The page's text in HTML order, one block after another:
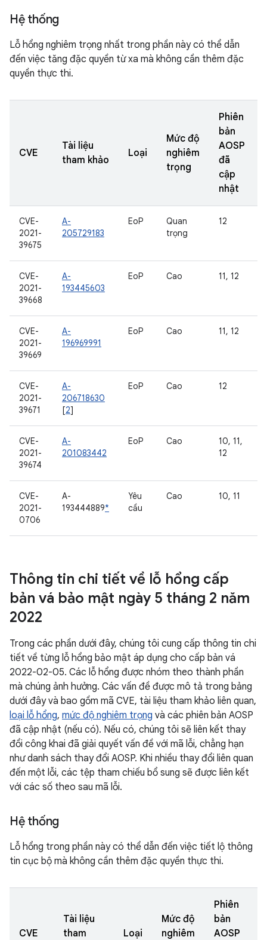
Hệ thống
Lỗ hổng nghiêm trọng nhất trong phần này có thể dẫn
đến việc tăng đặc quyền từ xa mà không cần thêm đặc
quyền thực thi.
CVE
Tài liệu
tham khảo
Loại
Mức độ
nghiêm
trọng
Phiên
bản
AOSP
đã
cập
nhật
CVE-
2021-
39675
A-
205729183
EoP
Quan
trọng
12
CVE-
2021-
39668
A-
193445603
EoP Cao 11, 12
CVE-
2021-
39669
A-
196969991
EoP Cao 11, 12
CVE-
2021-
39671
A-
206718630
[2]
EoP Cao 12
CVE-
2021-
39674
A-
201083442
EoP Cao
10, 11,
12
CVE-
2021-
0706
A-
193444889*
Yêu
cầu
Cao 10, 11
Thông tin chi tiết về lỗ hổng cấp
bản vá bảo mật ngày 5 tháng 2 năm
2022
Trong các phần dưới đây, chúng tôi cung cấp thông tin chi
tiết về từng lỗ hổng bảo mật áp dụng cho cấp bản vá
2022-02-05. Các lỗ hổng được nhóm theo thành phần
mà chúng ảnh hưởng. Các vấn đề được mô tả trong bảng
dưới đây và bao gồm mã CVE, tài liệu tham khảo liên quan,
loại lỗ hổng, mức độ nghiêm trọng và các phiên bản AOSP
đã cập nhật (nếu có). Nếu có, chúng tôi sẽ liên kết thay
đổi công khai đã giải quyết vấn đề với mã lỗi, chẳng hạn
như danh sách thay đổi AOSP. Khi nhiều thay đổi liên quan
đến một lỗi, các tệp tham chiếu bổ sung sẽ được liên kết
với các số theo sau mã lỗi.
Hệ thống
Lỗ hổng trong phần này có thể dẫn đến việc tiết lộ thông
tin cục bộ mà không cần thêm đặc quyền thực thi.
CVE
Tài liệu
tham
Loại
Mức độ
nghiêm
Phiên
bản
AOSP